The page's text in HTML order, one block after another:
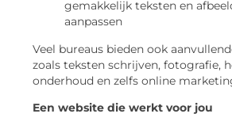
gemakkelijk teksten en
aanpassen
Veel bureaus bieden ook
zoals teksten schrijven, fotografie,
onderhoud en zelfs online
Een website die werkt voor jou